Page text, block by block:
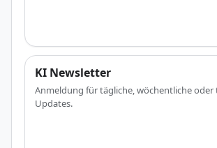
KI Newsletter
Anmeldung für tägliche, wöchentliche oder
Updates.